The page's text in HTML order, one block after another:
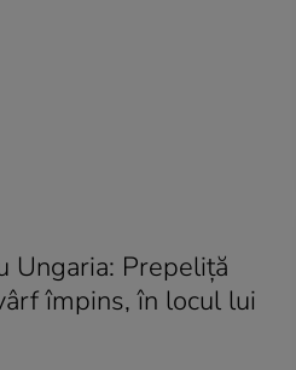
Ungaria: Prepeliţă
împins, în locul lui